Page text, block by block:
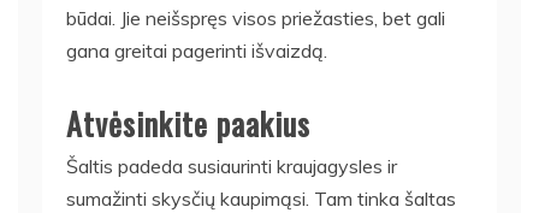
būdai. Jie neišspręs visos priežasties, bet gali
gana greitai pagerinti išvaizdą.
Atvėsinkite paakius
Šaltis padeda susiaurinti kraujagysles ir
sumažinti skysčių kaupimąsi. Tam tinka šaltas